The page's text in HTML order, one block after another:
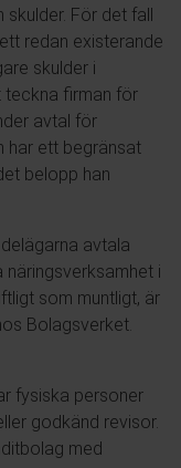
För det fall
redan existerande
skulder i
teckna firman för
avtal för
har ett begränsat
belopp han
avtala
i
som muntligt, är
Bolagsverket.
fysiska personer
godkänd revisor.
med